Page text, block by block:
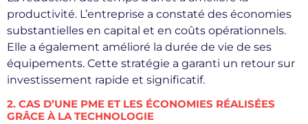
productivité. L’entreprise a constaté des économies
substantielles en capital et en coûts opérationnels.
Elle a également amélioré la durée de vie de ses
équipements. Cette stratégie a garanti un retour sur
investissement rapide et significatif.
2. CAS D’UNE PME ET LES ÉCONOMIES RÉALISÉES
GRÂCE À LA TECHNOLOGIE